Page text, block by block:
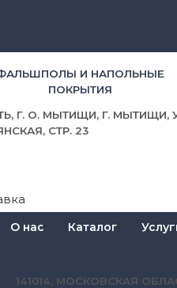
И НАПОЛЬНЫЕ
ПОКРЫТИЯ
Г. О. МЫТИЩИ, Г. МЫТИЩИ,
СТР. 23
О нас Каталог
141014, МОСКОВСКАЯ